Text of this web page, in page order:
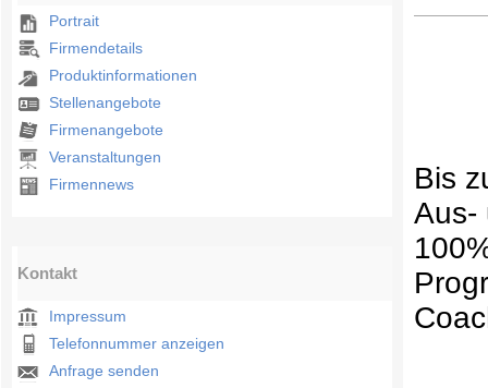
Portrait
Firmendetails
Produktinformationen
Stellenangebote
Firmenangebote
Veranstaltungen
Firmennews
Kontakt
Impressum
Telefonnummer anzeigen
Anfrage senden
Bis
Aus-